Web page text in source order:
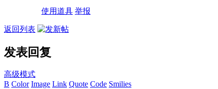
使用道具 举报
返回列表
发表回复
高级模式
B Color Image Link Quote Code Smilies